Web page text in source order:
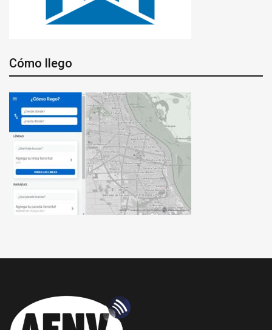
Cómo llego